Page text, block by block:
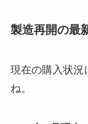
製造再開の最
現在の購入状況
ね。